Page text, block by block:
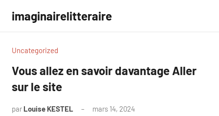
contenu
imaginairelitteraire
Uncategorized
Vous allez en savoir davantage Aller
sur le site
par Louise KESTEL mars 14, 2024